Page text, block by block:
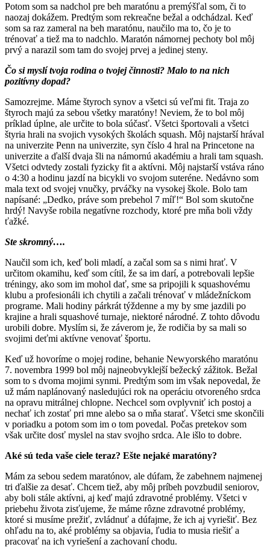
Potom som sa nadchol pre beh maratónu a premýšľal som, či to
naozaj dokážem. Predtým som rekreačne bežal a odchádzal. Keď
som sa raz zameral na beh maratónu, naučilo ma to, čo je to
trénovať a tiež ma to nadchlo. Maratón námornej pechoty bol môj
prvý a narazil som tam do svojej prvej a jedinej steny.
Čo si myslí tvoja rodina o tvojej činnosti? Malo to na nich
pozitívny dopad?
Samozrejme. Máme štyroch synov a všetci sú veľmi fit. Traja zo
štyroch majú za sebou všetky maratóny! Neviem, že to bol môj
príklad úplne, ale určite to bola súčasť. Všetci športovali a všetci
štyria hrali na svojich vysokých školách squash. Môj najstarší hrával
na univerzite Penn na univerzite, syn číslo 4 hral na Princetone na
univerzite a ďalší dvaja šli na námornú akadémiu a hrali tam squash.
Všetci odvtedy zostali fyzicky fit a aktívni. Môj najstarší vstáva ráno
o 4:30 a hodinu jazdí na bicykli vo svojom suteréne. Nedávno som
mala text od svojej vnučky, prváčky na vysokej škole. Bolo tam
napísané: „Dedko, práve som prebehol 7 míľ!“ Bol som skutočne
hrdý! Navyše robila negatívne rozchody, ktoré pre mňa boli vždy
ťažké.
Ste skromný….
Naučil som ich, keď boli mladí, a začal som sa s nimi hrať. V
určitom okamihu, keď som cítil, že sa im darí, a potrebovali lepšie
tréningy, ako som im mohol dať, sme sa pripojili k squashovému
klubu a profesionáli ich chytili a začali trénovať v mládežníckom
programe. Mali hodiny párkrát týždenne a my by sme jazdili po
krajine a hrali squashové turnaje, niektoré národné. Z tohto dôvodu
urobili dobre. Myslím si, že záverom je, že rodičia by sa mali so
svojimi deťmi aktívne venovať športu.
Keď už hovoríme o mojej rodine, behanie Newyorského maratónu
7. novembra 1999 bol môj najneobvyklejší bežecký zážitok. Bežal
som to s dvoma mojimi synmi. Predtým som im však nepovedal, že
už mám naplánovaný nasledujúci rok na operáciu otvoreného srdca
na opravu mitrálnej chlopne. Nechcel som ovplyvniť ich postoj a
nechať ich zostať pri mne alebo sa o mňa starať. Všetci sme skončili
v poriadku a potom som im o tom povedal. Počas pretekov som
však určite dosť myslel na stav svojho srdca. Ale išlo to dobre.
Aké sú teda vaše ciele teraz? Ešte nejaké maratóny?
Mám za sebou sedem maratónov, ale dúfam, že zabehnem najmenej
tri ďalšie za desať. Chcem tiež, aby môj príbeh povzbudil seniorov,
aby boli stále aktívni, aj keď majú zdravotné problémy. Všetci v
priebehu života zisťujeme, že máme rôzne zdravotné problémy,
ktoré si musíme prežiť, zvládnuť a dúfajme, že ich aj vyriešiť. Bez
ohľadu na to, aké problémy sa objavia, ľudia to musia riešiť a
pracovať na ich vyriešení a zachovaní chodu.